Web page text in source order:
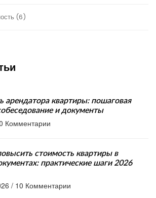
(6)
арендатора квартиры: пошаговая
и документы
Комментарии
стоимость квартиры в
практические шаги 2026
/ 10 Комментарии